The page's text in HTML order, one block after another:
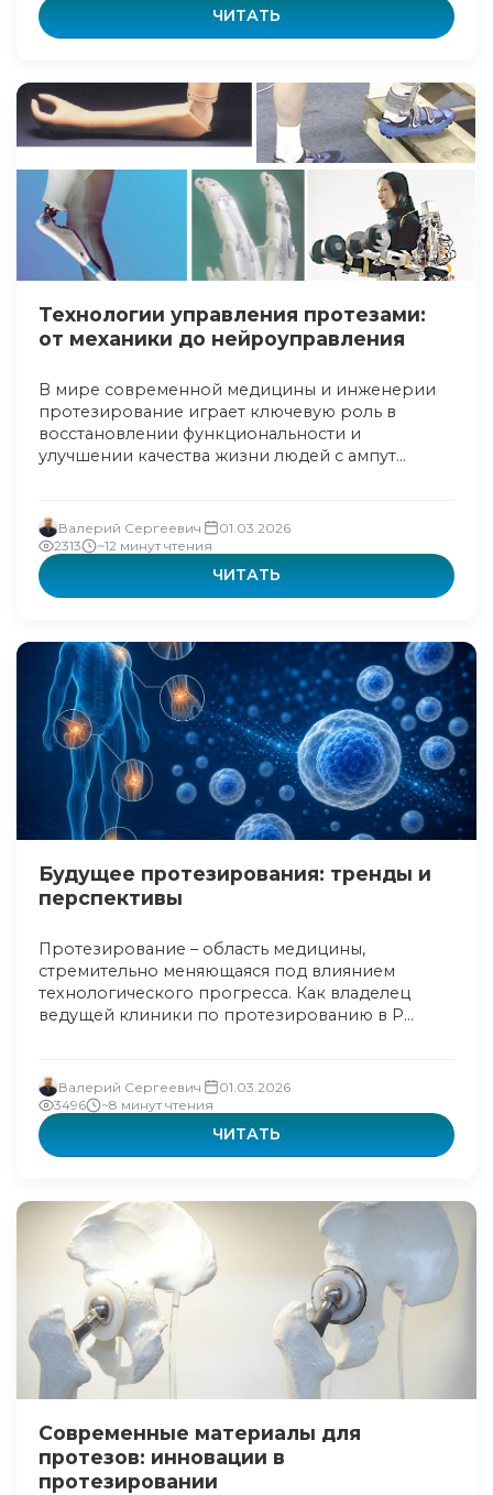
ЧИТАТЬ
Технологии управления протезами:
от механики до нейроуправления
В мире современной медицины и инженерии
протезирование играет ключевую роль в
восстановлении функциональности и
улучшении качества жизни людей с ампут...
Валерий Сергеевич
01.03.2026
2313
~12 минут чтения
ЧИТАТЬ
Будущее протезирования: тренды и
перспективы
Протезирование – область медицины,
стремительно меняющаяся под влиянием
технологического прогресса. Как владелец
ведущей клиники по протезированию в Р...
Валерий Сергеевич
01.03.2026
3496
~8 минут чтения
ЧИТАТЬ
Современные материалы для
протезов: инновации в
протезировании